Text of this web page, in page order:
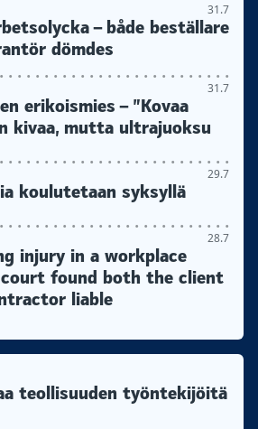
31.7
– både beställare
dömdes
31.7
erikoismies – ”Kovaa
kivaa, mutta ultrajuoksu
29.7
koulutetaan syksyllä
28.7
injury in a workplace
found both the client
liable
teollisuuden työntekijöitä